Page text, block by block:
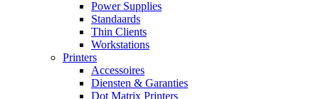
Power Supplies
Standaards
Thin Clients
Workstations
Printers
Accessoires
Diensten & Garanties
Dot Matrix Printers